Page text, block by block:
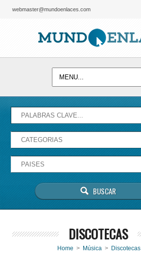
webmaster@mundoenlaces.com
correctamente.
DISCOTECAS
Home > Música> Discotecas